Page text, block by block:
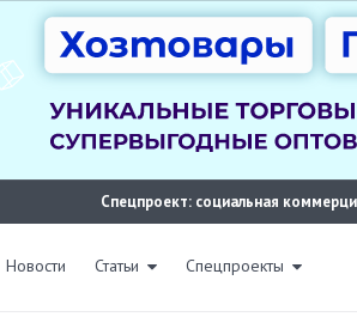
Спецпроект: социальная
Новости Статьи Спецпроекты